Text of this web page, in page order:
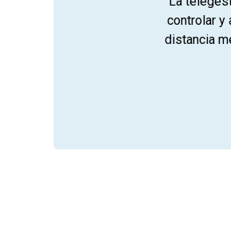
controlar y
distancia